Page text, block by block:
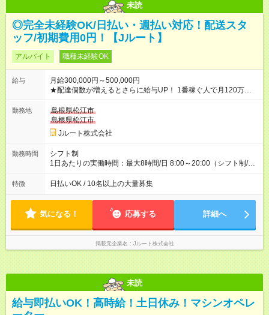
未読
◎完全未経験OK/日払い・週払い対応！配送スタ
ッフ/初期費用0円！【Jルート】
アルバイト 職種未経験OK
給与
月給300,000円～500,000円
★配達個数が増えるとさらに給与UP！ 1番稼ぐ人で月120万ほ
ど！ ・主要都市エリア 月収55万円／週5日稼働 月収65万~112
万円／週6日稼働 ・地方郊外エリア 月収40万円／週5日稼働 月
収40万円~50万円／週6日稼働 ＜モデルイメージ＞ ■月収50万
円 (27歳男性/江東区在住)※元建築関係 1日150個配達×25日勤務
(日休み) ■月収80万円(43歳男性/墨田区在住)※元営業 1日200個
勤務地
島根県松江市
島根県松江市
Jルート株式会社
勤務時間
シフト制
1日あたりの実働時間：最大8時間/日 8:00～20:00（シフト制/実
働8時間） ※週5日勤務（場所次第では週4も有り） ※配達状況に
よって時間外での勤務可能性有り ※案件により多少の前後あり
特徴 日払いOK / 10名以上の大量募集
気になる！ 応募する 詳細へ
掲載元企業名 Jルート株式会社
未読
給与即払いOK！高時給！土日休み！マシンオペレ